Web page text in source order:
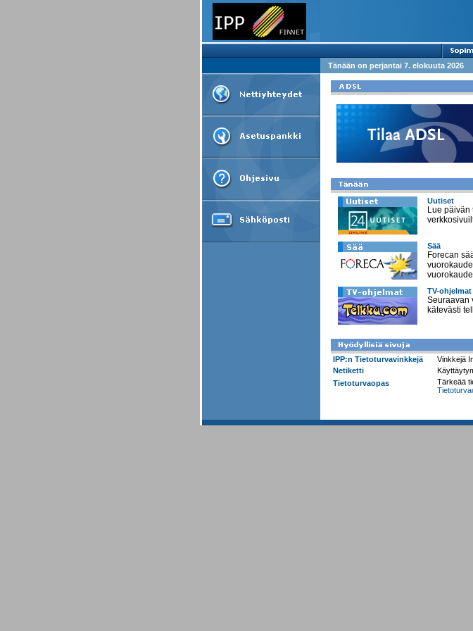
Tänään on perjantai 7. elokuuta 2026
Uutiset
Lue päivän
Sää
Forecan
TV-ohjelmat
Seuraavan
kätevästi
IPP:n Tietoturvavinkkejä
Vinkkejä
Netiketti
Tietoturvaopas
Tärkeää